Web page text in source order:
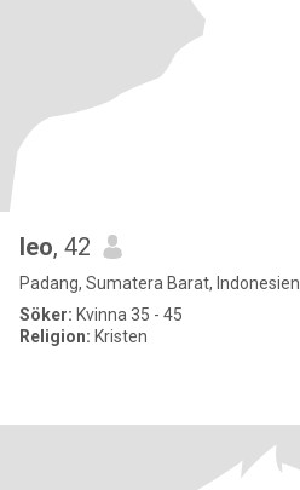
leo, 42
Padang, Sumatera Barat, Indonesien
Söker: Kvinna 35 - 45
Religion: Kristen